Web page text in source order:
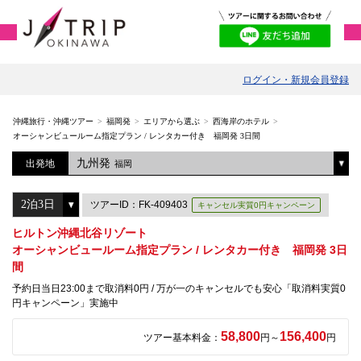
ログイン・新規会員登録
沖縄旅行・沖縄ツアー 福岡発 エリアから選ぶ
西海岸のホテル
オーシャンビュールーム指定プラン / レンタカー付き 福岡発 3日間
出発地 九州発 福岡
ツアーID：FK-409403 キャンセル実質0円キャンペーン
ヒルトン沖縄北谷リゾート
オーシャンビュールーム指定プラン / レンタカー付き 福岡発 3日
間
予約日当日23:00まで取消料0円 / 万が一のキャンセルでも安心「取消料実質0
円キャンペーン」実施中
ツアー基本料金： 58,800円～ 156,400円